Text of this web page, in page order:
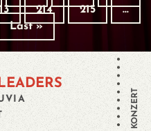
214 215
…
Last »
KONZERT